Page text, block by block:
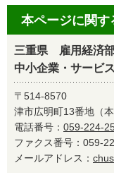
本ページに関
三重県 雇用経済
中小企業・サービ
〒514-8570
津市広明町13番地（本
電話番号： 059-224-
ファクス番号：059-
メールアドレス：